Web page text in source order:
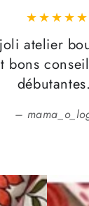
atelier
bons